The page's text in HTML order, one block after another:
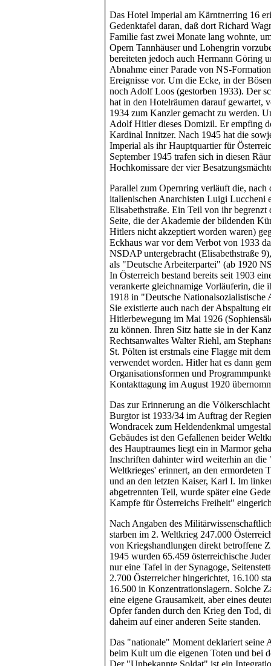
Das Hotel Imperial am Kärntnerring 16
Gedenktafel daran, daß dort Richard
Familie fast zwei Monate lang wohnte,
Opern Tannhäuser und Lohengrin
bereiteten jedoch auch Hermann Göring
Abnahme einer Parade von NS-
Ereignisse vor. Um die Ecke, in der
noch Adolf Loos (gestorben 1933). Der
hat in den Hotelräumen darauf gewartet,
1934 zum Kanzler gemacht zu werden.
Adolf Hitler dieses Domizil. Er empfing
Kardinal Innitzer. Nach 1945 hat die
Imperial als ihr Hauptquartier für
September 1945 trafen sich in diesen
Hochkomissare der vier
Parallel zum Opernring verläuft die,
italienischen Anarchisten Luigi Luccheni
Elisabethstraße. Ein Teil von ihr begrenzt
Seite, die der Akademie der bildenden
Hitlers nicht akzeptiert worden waren)
Eckhaus war vor dem Verbot von 1933
NSDAP untergebracht (Elisabethstraße
als "Deutsche Arbeiterpartei" (ab 1920
In Österreich bestand bereits seit 1903
verankerte gleichnamige Vorläuferin, die
1918 in "Deutsche Nationalsozialistische
Sie existierte auch nach der Abspaltung
Hitlerbewegung im Mai 1926
zu können. Ihren Sitz hatte sie in der
Rechtsanwaltes Walter Riehl, am
St. Pölten ist erstmals eine Flagge mit
verwendet worden. Hitler hat es dann
Organisationsformen und
Kontakttagung im August 1920
Das zur Erinnerung an die
Burgtor ist 1933/34 im Auftrag der
Wondracek zum Heldendenkmal
Gebäudes ist den Gefallenen beider
des Hauptraumes liegt ein in Marmor
Inschriften dahinter wird weiterhin an die
Weltkrieges' erinnert, an den ermordeten
und an den letzten Kaiser, Karl I. Im
abgetrennten Teil, wurde später eine
Kampfe für Österreichs Freiheit"
Nach Angaben des
starben im 2. Weltkrieg 247.000
von Kriegshandlungen direkt betroffene
1945 wurden 65.459 österreichische
nur eine Tafel in der Synagoge,
2.700 Österreicher hingerichtet, 16.100
16.500 in Konzentrationslagern. Solche
eine eigene Grausamkeit, aber eines
Opfer fanden durch den Krieg den Tod,
daheim auf einer anderen Seite standen.
Das "nationale" Moment deklariert seine
beim Kult um die eigenen Toten und bei
Der "Unbekannte Soldat" ist ein